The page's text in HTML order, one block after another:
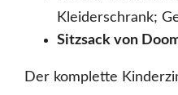
Kleiderschrank;
Sitzsack von
Der komplette